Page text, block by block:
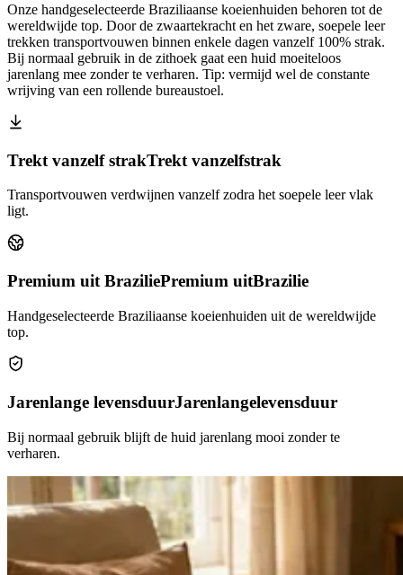
Onze handgeselecteerde Braziliaanse koeienhuiden behoren tot de
wereldwijde top. Door de zwaartekracht en het zware, soepele leer
trekken transportvouwen binnen enkele dagen vanzelf 100% strak.
Bij normaal gebruik in de zithoek gaat een huid moeiteloos
jarenlang mee zonder te verharen. Tip: vermijd wel de constante
wrijving van een rollende bureaustoel.
Trekt vanzelf strakTrekt vanzelfstrak
Transportvouwen verdwijnen vanzelf zodra het soepele leer vlak
ligt.
Premium uit BraziliePremium uitBrazilie
Handgeselecteerde Braziliaanse koeienhuiden uit de wereldwijde
top.
Jarenlange levensduurJarenlangelevensduur
Bij normaal gebruik blijft de huid jarenlang mooi zonder te
verharen.